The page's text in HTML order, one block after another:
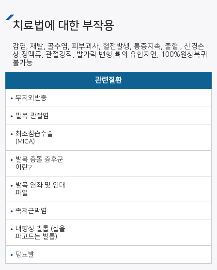
치료법에 대한 부작용
감염, 재발, 골수염, 피부괴사, 혈전발생, 통증지속, 출혈 , 신경손
상,정맥류, 관절강직, 발가락 변형,뼈의 유합지연, 100%원상복귀
불가능
관련질환
무지외반증
발목 관절염
최소침습수술
(MICA)
발목 충돌 증후군
이란?
발목 염좌 및 인대
파열
족저근막염
내향성 발톱 (살을
파고드는 발톱)
당뇨발